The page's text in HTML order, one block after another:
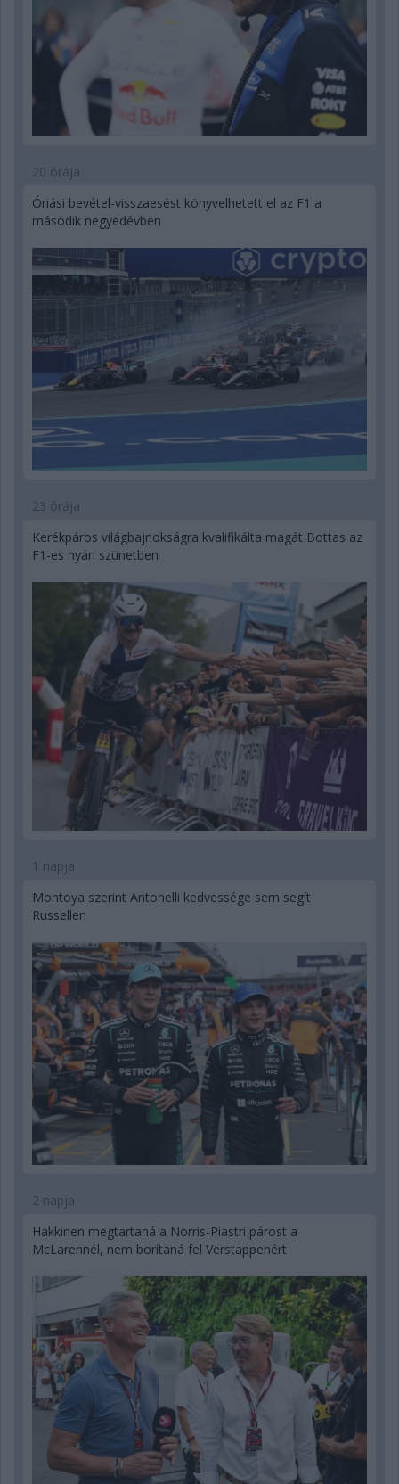
20 órája
Óriási bevétel-visszaesést könyvelhetett el az F1 a
második negyedévben
23 órája
Kerékpáros világbajnokságra kvalifikálta magát Bottas az
F1-es nyári szünetben
1 napja
Montoya szerint Antonelli kedvessége sem segít
Russellen
2 napja
Hakkinen megtartaná a Norris-Piastri párost a
McLarennél, nem borítaná fel Verstappenért